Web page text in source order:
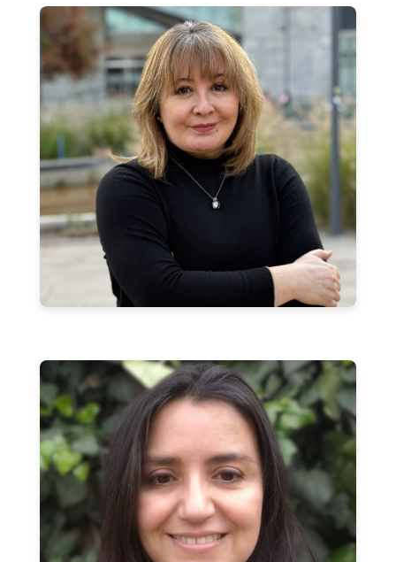
Jessica Mahan
Coordinadora Docente
Ximena Torres Lagos
CIESCOOP